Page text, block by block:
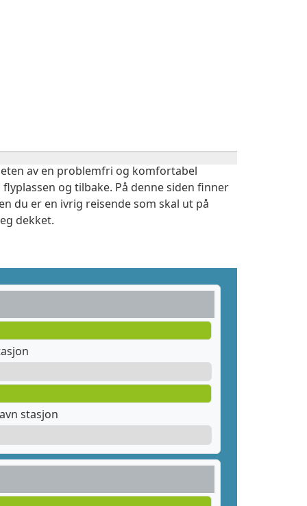
av en problemfri og komfortabel
og tilbake. På denne siden finner
du er en ivrig reisende som skal ut på
dekket.
stasjon